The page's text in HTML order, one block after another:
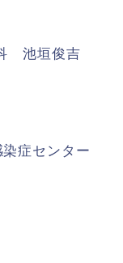
池垣俊吉
染症センター